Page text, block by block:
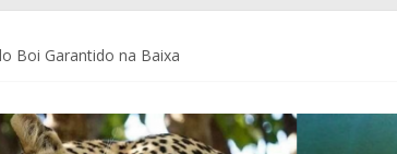
Boi Garantido na Baixa
Brasil e do mundo